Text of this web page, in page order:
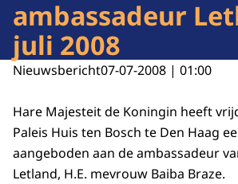
ambassadeur
juli 2008
Nieuwsbericht07-07-2008 | 01:00
Hare Majesteit de Koningin heeft
Paleis Huis ten Bosch te Den Haag
aangeboden aan de ambassadeur
Letland, H.E. mevrouw Baiba Braze.